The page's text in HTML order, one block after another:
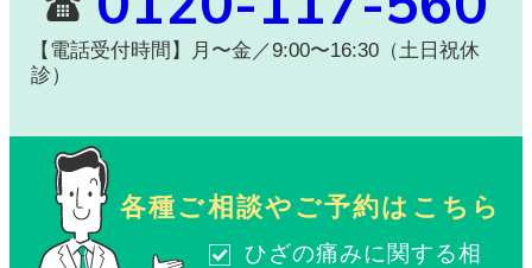
【電話受付時間】月〜金／9:00〜16:30（土日祝休
診）
各種ご相談やご予約はこちら
ひざの痛みに関する相